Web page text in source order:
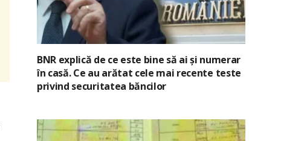
BNR explică de ce este bine să ai și numerar
în casă. Ce au arătat cele mai recente teste
privind securitatea băncilor